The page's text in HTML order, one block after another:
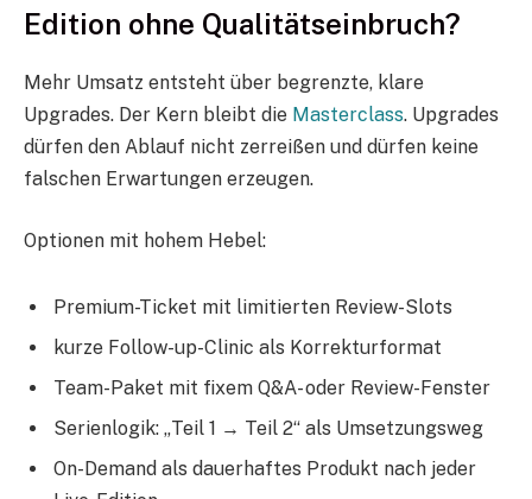
Edition ohne Qualitätseinbruch?
Mehr Umsatz entsteht über begrenzte, klare
Upgrades. Der Kern bleibt die Masterclass. Upgrades
dürfen den Ablauf nicht zerreißen und dürfen keine
falschen Erwartungen erzeugen.
Optionen mit hohem Hebel:
Premium-Ticket mit limitierten Review-Slots
kurze Follow-up-Clinic als Korrekturformat
Team-Paket mit fixem Q&A- oder Review-Fenster
Serienlogik: „Teil 1 → Teil 2“ als Umsetzungsweg
On-Demand als dauerhaftes Produkt nach jeder